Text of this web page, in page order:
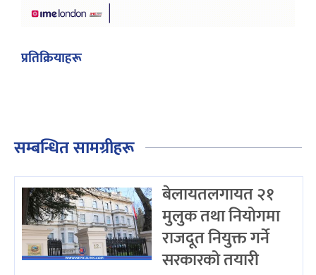
प्रतिक्रियाहरू
सम्बन्धित सामग्रीहरू
बेलायतलगायत २१
मुलुक तथा नियोगमा
राजदूत नियुक्त गर्ने
सरकारको तयारी